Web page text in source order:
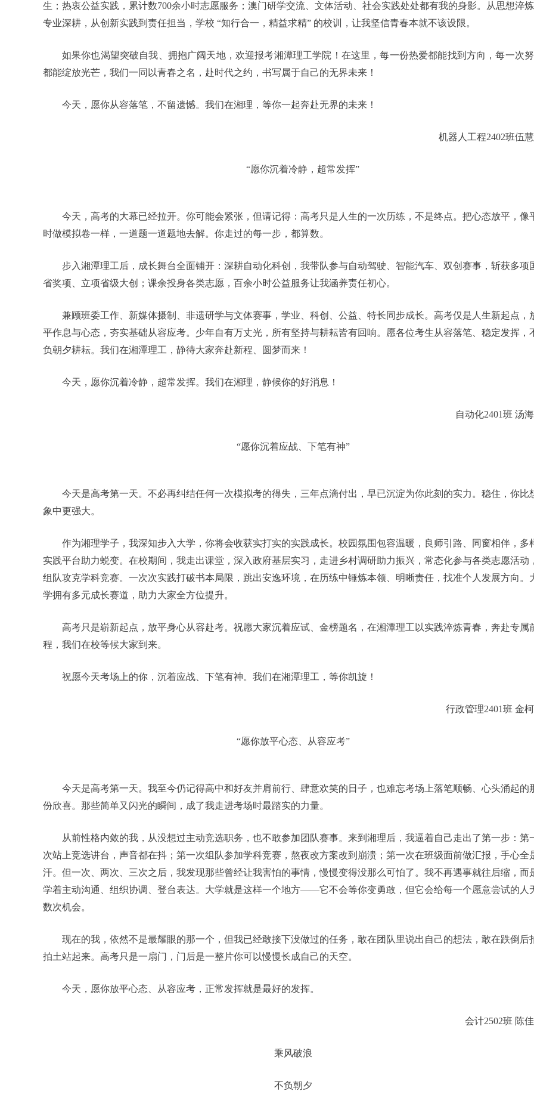
生；热衷公益实践，累计数700余小时志愿服务；澳门研学交流、文体活动、社会实践处处都有我的身影。从思想淬炼
专业深耕，从创新实践到责任担当，学校 “知行合一，精益求精” 的校训，让我坚信青春本就不该设限。
如果你也渴望突破自我、拥抱广阔天地，欢迎报考湘潭理工学院！在这里，每一份热爱都能找到方向，每一次
都能绽放光芒，我们一同以青春之名，赴时代之约，书写属于自己的无界未来！
今天，愿你从容落笔，不留遗憾。我们在湘理，等你一起奔赴无界的未来！
机器人工程2402班伍
“愿你沉着冷静，超常发挥”
今天，高考的大幕已经拉开。你可能会紧张，但请记得：高考只是人生的一次历练，不是终点。把心态放平，像
时做模拟卷一样，一道题一道题地去解。你走过的每一步，都算数。
步入湘潭理工后，成长舞台全面铺开：深耕自动化科创，我带队参与自动驾驶、智能汽车、双创赛事，斩获多项
省奖项、立项省级大创；课余投身各类志愿，百余小时公益服务让我涵养责任初心。
兼顾班委工作、新媒体摄制、非遗研学与文体赛事，学业、科创、公益、特长同步成长。高考仅是人生新起点，
平作息与心态，夯实基础从容应考。少年自有万丈光，所有坚持与耕耘皆有回响。愿各位考生从容落笔、稳定发挥，
负朝夕耕耘。我们在湘潭理工，静待大家奔赴新程、圆梦而来！
今天，愿你沉着冷静，超常发挥。我们在湘理，静候你的好消息！
自动化2401班 汤
“愿你沉着应战、下笔有神”
今天是高考第一天。不必再纠结任何一次模拟考的得失，三年点滴付出，早已沉淀为你此刻的实力。稳住，你比
象中更强大。
作为湘理学子，我深知步入大学，你将会收获实打实的实践成长。校园氛围包容温暖，良师引路、同窗相伴，多
实践平台助力蜕变。在校期间，我走出课堂，深入政府基层实习，走进乡村调研助力振兴，常态化参与各类志愿活动，
组队攻克学科竞赛。一次次实践打破书本局限，跳出安逸环境，在历练中锤炼本领、明晰责任，找准个人发展方向。
学拥有多元成长赛道，助力大家全方位提升。
高考只是崭新起点，放平身心从容赴考。祝愿大家沉着应试、金榜题名，在湘潭理工以实践淬炼青春，奔赴专属
程，我们在校等候大家到来。
祝愿今天考场上的你，沉着应战、下笔有神。我们在湘潭理工，等你凯旋！
行政管理2401班 金
“愿你放平心态、从容应考”
今天是高考第一天。我至今仍记得高中和好友并肩前行、肆意欢笑的日子，也难忘考场上落笔顺畅、心头涌起的
份欣喜。那些简单又闪光的瞬间，成了我走进考场时最踏实的力量。
从前性格内敛的我，从没想过主动竞选职务，也不敢参加团队赛事。来到湘理后，我逼着自己走出了第一步：第
次站上竞选讲台，声音都在抖；第一次组队参加学科竞赛，熬夜改方案改到崩溃；第一次在班级面前做汇报，手心全
汗。但一次、两次、三次之后，我发现那些曾经让我害怕的事情，慢慢变得没那么可怕了。我不再遇事就往后缩，而
学着主动沟通、组织协调、登台表达。大学就是这样一个地方——它不会等你变勇敢，但它会给每一个愿意尝试的人
数次机会。
现在的我，依然不是最耀眼的那一个，但我已经敢接下没做过的任务，敢在团队里说出自己的想法，敢在跌倒后
拍土站起来。高考只是一扇门，门后是一整片你可以慢慢长成自己的天空。
今天，愿你放平心态、从容应考，正常发挥就是最好的发挥。
会计2502班 陈
乘风破浪
不负朝夕